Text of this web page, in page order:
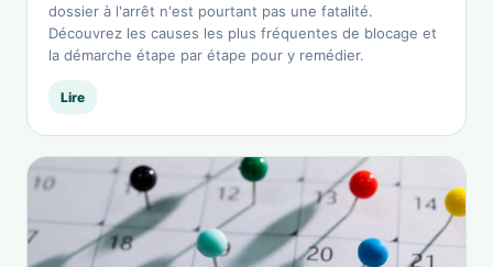
dossier à l'arrêt n'est pourtant pas une fatalité.
Découvrez les causes les plus fréquentes de blocage et
la démarche étape par étape pour y remédier.
Lire